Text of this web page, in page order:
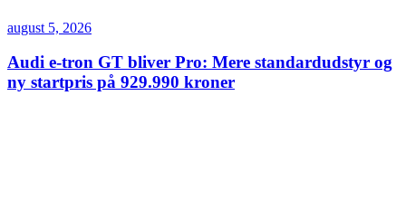
august 5, 2026
Audi e-tron GT bliver Pro: Mere standardudstyr og
ny startpris på 929.990 kroner